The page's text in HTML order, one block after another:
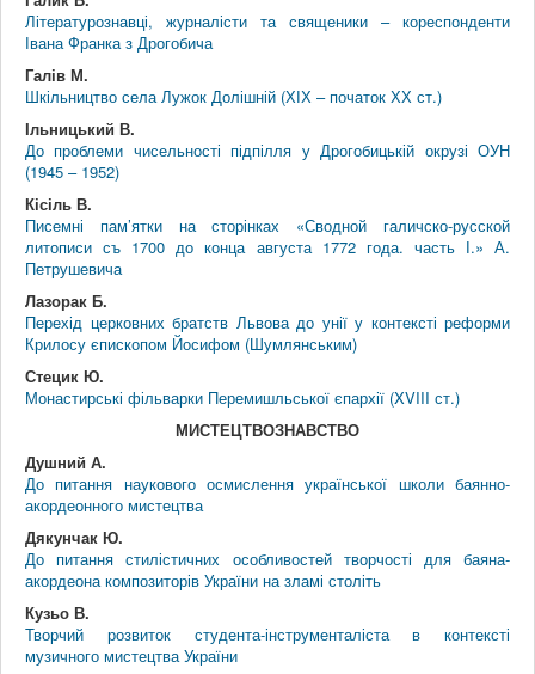
Літературознавці, журналісти та священики – кореспонденти
Івана Франка з Дрогобича
Галів М.
Шкільництво села Лужок Долішній (ХІХ – початок ХХ ст.)
Ільницький В.
До проблеми чисельності підпілля у Дрогобицькій окрузі ОУН
(1945 – 1952)
Кісіль В.
Писемні пам’ятки на сторінках «Сводной галичско-русской
литописи съ 1700 до конца августа 1772 года. часть І.» А.
Петрушевича
Лазорак Б.
Перехід церковних братств Львова до унії у контексті реформи
Крилосу єпископом Йосифом (Шумлянським)
Стецик Ю.
Монастирські фільварки Перемишльської єпархії (XVIII ст.)
МИСТЕЦТВОЗНАВСТВО
Душний А.
До питання наукового осмислення української школи баянно-
акордеонного мистецтва
Дякунчак Ю.
До питання стилістичних особливостей творчості для баяна-
акордеона композиторів України на зламі століть
Кузьо В.
Творчий розвиток студента-інструменталіста в контексті
музичного мистецтва України